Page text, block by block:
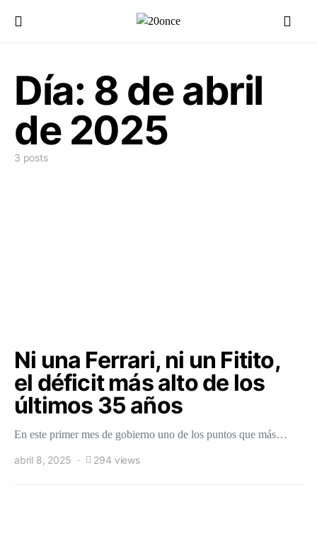
Día: 8 de abril
de 2025
3 posts
Ni una Ferrari, ni un Fitito,
el déficit más alto de los
últimos 35 años
En este primer mes de gobierno uno de los puntos que más…
abril 8, 2025 294 views